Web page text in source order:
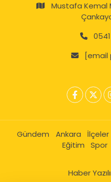
Mustafa Kemal
Gündem Ankara İlçeler
Eğitim
Spor
Haber